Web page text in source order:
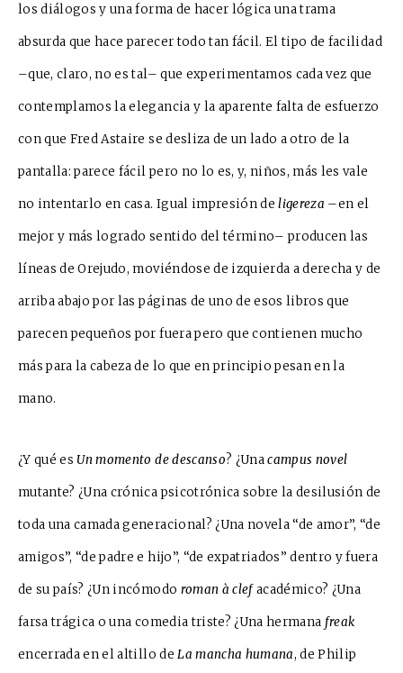
los diálogos y una forma de hacer lógica una trama
absurda que hace parecer todo tan fácil. El tipo de facilidad
–que, claro, no es tal– que experimentamos cada vez que
contemplamos la elegancia y la aparente falta de esfuerzo
con que Fred Astaire se desliza de un lado a otro de la
pantalla: parece fácil pero no lo es, y, niños, más les vale
no intentarlo en casa. Igual impresión deligereza –en el
mejor y más logrado sentido del término– producen las
líneas de Orejudo, moviéndose de izquierda a derecha y de
arriba abajo por las páginas de uno de esos libros que
parecen pequeños por fuera pero que contienen mucho
más para la cabeza de lo que en principio pesan en la
mano.
¿Y qué es Un momento de descanso? ¿Unacampus novel
mutante? ¿Una crónica psicotrónica sobre la desilusión de
toda una camada generacional? ¿Una novela “de amor”, “de
amigos”, “de padre e hijo”, “de expatriados” dentro y fuera
de su país? ¿Un incómodo roman à clefacadémico? ¿Una
farsa trágica o una comedia triste? ¿Una hermana freak
encerrada en el altillo deLa mancha humana, de Philip